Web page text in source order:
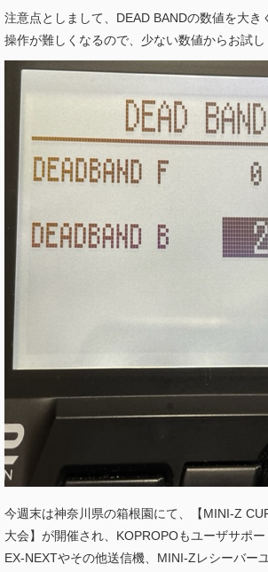
注意点としまして、DEAD BANDの数値を大き
操作が難しくなるので、少ない数値からお試し
今週末は神奈川県の箱根園にて、【MINI-Z
大会】が開催され、KOPROPOもユーザサポー
EX-NEXTやその他送信機、MINI-Zレシーバー